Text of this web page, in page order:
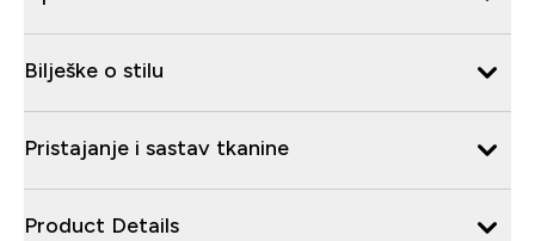
Bilješke o stilu
Pristajanje i sastav tkanine
Product Details